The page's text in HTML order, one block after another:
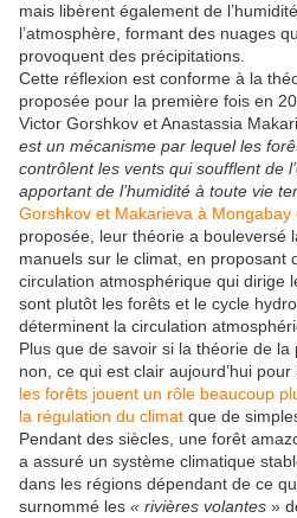
mais libèrent également de
l’atmosphère, formant des nuages
provoquent des précipitations.
Cette réflexion est conforme à la
proposée pour la première fois en
Victor Gorshkov et Anastassia
est un mécanisme par lequel les
contrôlent les vents qui soufflent de
apportant de l’humidité à toute vie
Gorshkov et Makarieva à Mongabay
proposée, leur théorie a bouleversé
manuels sur le climat, en proposant
circulation atmosphérique qui dirige
sont plutôt les forêts et le cycle
déterminent la circulation
Plus que de savoir si la théorie de
non, ce qui est clair aujourd’hui
les forêts jouent un rôle beaucoup
la régulation du climat que de
Pendant des siècles, une forêt
a assuré un système climatique
dans les régions dépendant de ce
surnommé les « rivières volantes »